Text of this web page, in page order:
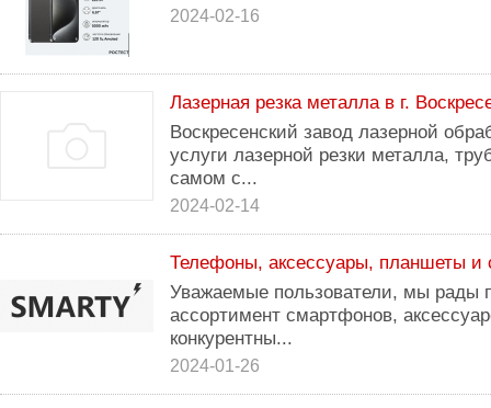
2024-02-16
Лазерная резка металла в г.
Воскресенский завод лазерной
услуги лазерной резки металла,
самом с...
2024-02-14
Телефоны, аксессуары, планшеты и
Уважаемые пользователи, мы рады
ассортимент смартфонов,
конкурентны...
2024-01-26